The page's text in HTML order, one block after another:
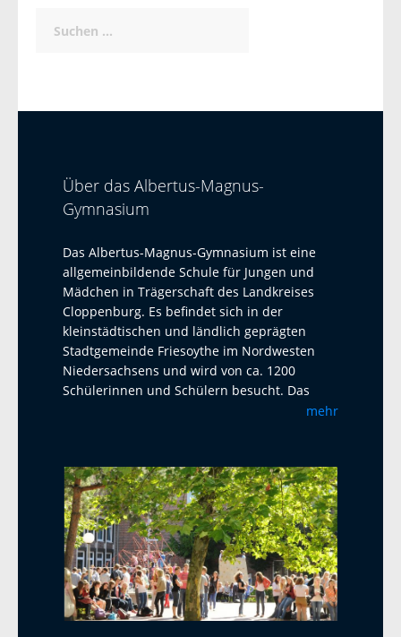
nach:
Über das Albertus-Magnus-
Gymnasium
Das Albertus-Magnus-Gymnasium ist eine
allgemeinbildende Schule für Jungen und
Mädchen in Trägerschaft des Landkreises
Cloppenburg. Es befindet sich in der
kleinstädtischen und ländlich geprägten
Stadtgemeinde Friesoythe im Nordwesten
Niedersachsens und wird von ca. 1200
Schülerinnen und Schülern besucht. Das
Albertus-Magnus-Gymnasium ist eine offene
La Réunion. Seit 2023 haben wir einen
Austausch mit dem Harens Lyceum bei
Groningen/NL, der jährlich mit einem Besuch
und einem Gegenbesuch stattfindet. Als
zweite Fremdsprache bietet das AMG
Französisch und Latein an. Ab Klasse 5 wird
ein Musikprofil mit Chor- und Bläserklassen
angeboten. In der Oberstufe sind alle Profile
am AMG wählbar. Unter anderem ist es
mehr